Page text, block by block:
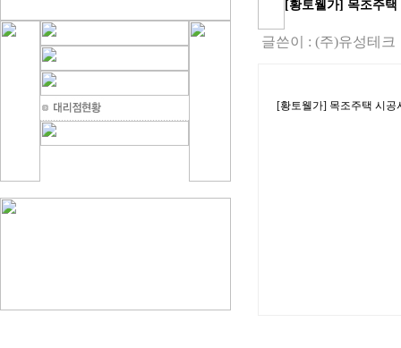
[황토웰가] 목조주택
글쓴이 : (주)유성테크
[황토웰가] 목조주택 시공